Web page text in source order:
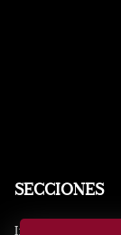
SECCIONES
Inicio